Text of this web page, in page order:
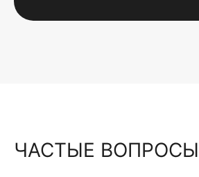
ЧАСТЫЕ ВОПРОСЫ